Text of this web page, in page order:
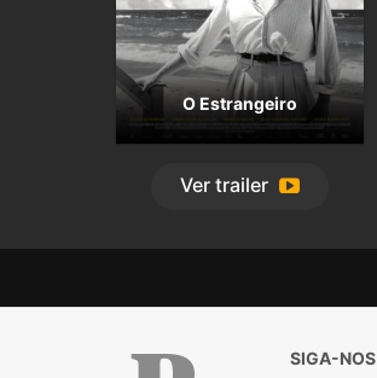
O Estrangeiro
Ver trailer
SIGA-NOS